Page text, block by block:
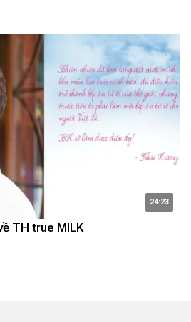
24:23
TH true MILK